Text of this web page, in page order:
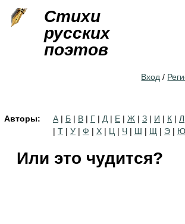
Стихи
русских
поэтов
Вход /
Авторы: А | Б | В | Г | Д | Е | Ж | З | И | К | Л
| Т | У | Ф | Х | Ц | Ч | Ш | Щ | Э | Ю
Или это чудится?